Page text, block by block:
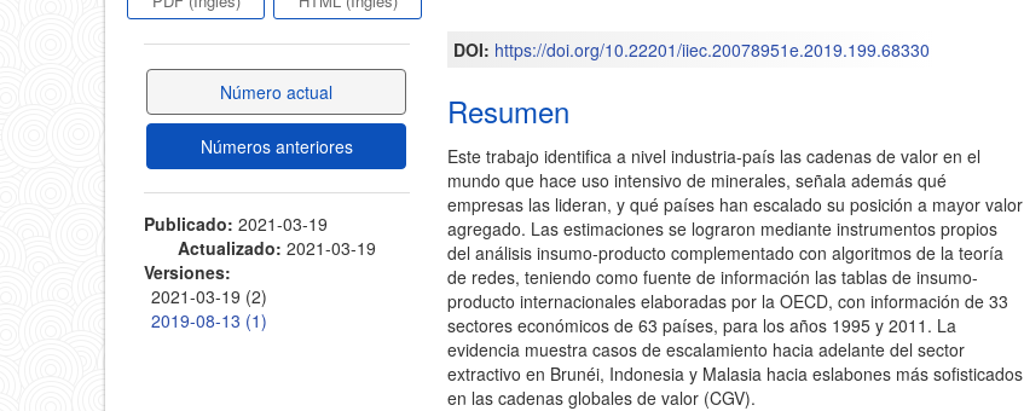
del
artículoNúmero actual
Números anteriores
Publicado: 2021-03-19
Actualizado: 2021-03-19
Versiones:
2021-03-19 (2)
2019-08-13 (1)
artículo
DOI: https://doi.org/10.22201/iiec.20078951e.2019.199.68330
Resumen
Este trabajo identifica a nivel industria-país las cadenas de valor en el
mundo que hace uso intensivo de minerales, señala además qué
empresas las lideran, y qué países han escalado su posición a mayor valor
agregado. Las estimaciones se lograron mediante instrumentos propios
del análisis insumo-producto complementado con algoritmos de la teoría
de redes, teniendo como fuente de información las tablas de insumo-
producto internacionales elaboradas por la OECD, con información de 33
sectores económicos de 63 países, para los años 1995 y 2011. La
evidencia muestra casos de escalamiento hacia adelante del sector
extractivo en Brunéi, Indonesia y Malasia hacia eslabones más sofisticados
en las cadenas globales de valor (CGV).